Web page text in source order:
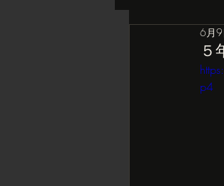
小屋作り
５
6月9
p4